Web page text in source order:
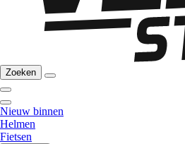
Zoeken
Nieuw binnen
Helmen
Fietsen